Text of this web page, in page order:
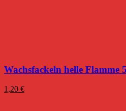
Wachsfackeln helle Flamme
1,20 €